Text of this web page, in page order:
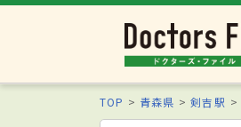
TOP 青森県 剣吉駅